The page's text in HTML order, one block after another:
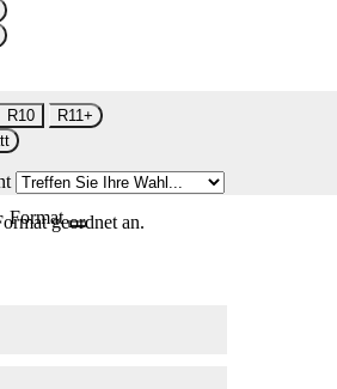
R10
R11+
Formatgeordnet an.